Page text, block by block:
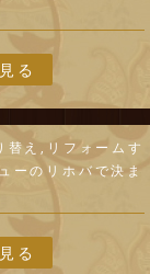
る
替え,リフォームす
ーのリホバで決ま
る